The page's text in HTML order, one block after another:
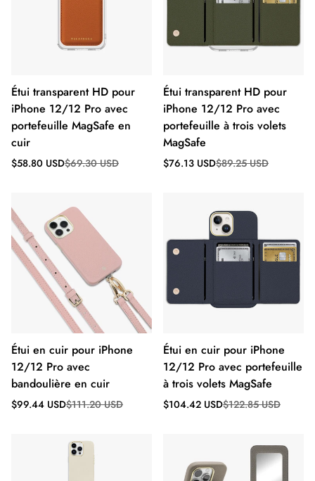
Étui transparent HD pour
iPhone 12/12 Pro avec
portefeuille MagSafe en
cuir
Prix
$58.80 USD
Prix
$69.30 USD
Étui transparent HD pour
iPhone 12/12 Pro avec
portefeuille à trois volets
MagSafe
Prix
$76.13 USD
Prix
$89.25 USD
Étui en cuir pour iPhone
12/12 Pro avec
bandoulière en cuir
Prix
$99.44 USD
Prix
$111.20 USD
Étui en cuir pour iPhone
12/12 Pro avec portefeuille
à trois volets MagSafe
Prix
$104.42 USD
Prix
$122.85 USD